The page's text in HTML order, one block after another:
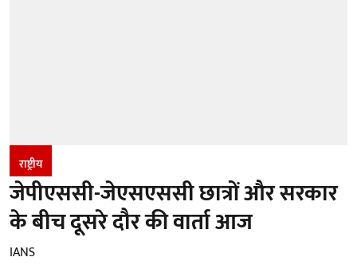
राष्ट्रीय
जेपीएससी-जेएसएससी छात्रों और सरकार
के बीच दूसरे दौर की वार्ता आज
IANS